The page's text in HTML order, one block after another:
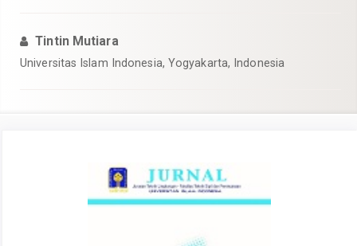
Tintin Mutiara
Universitas Islam Indonesia, Yogyakarta, Indonesia